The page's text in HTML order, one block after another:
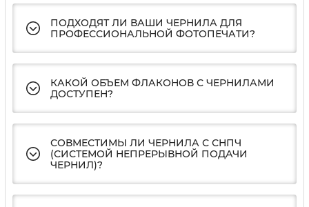
ПОДХОДЯТ ЛИ ВАШИ ЧЕРНИЛА ДЛЯ
ПРОФЕССИОНАЛЬНОЙ ФОТОПЕЧАТИ?
КАКОЙ ОБЪЕМ ФЛАКОНОВ С ЧЕРНИЛАМИ
ДОСТУПЕН?
СОВМЕСТИМЫ ЛИ ЧЕРНИЛА С СНПЧ
(СИСТЕМОЙ НЕПРЕРЫВНОЙ ПОДАЧИ
ЧЕРНИЛ)?